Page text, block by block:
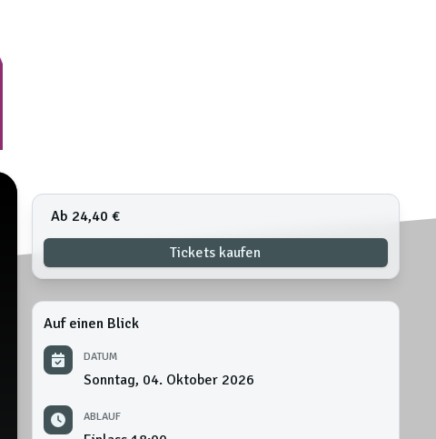
Ab 24,40 €
Tickets kaufen
Auf einen Blick
DATUM
Sonntag, 04. Oktober 2026
ABLAUF